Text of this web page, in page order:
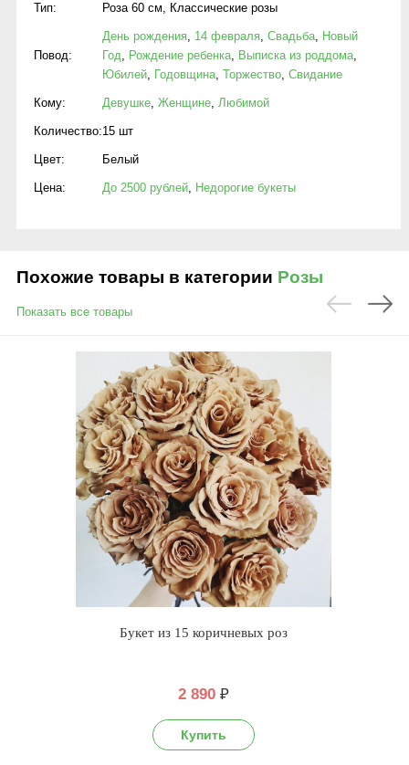
Тип: Роза 60 см, Классические розы
Повод:
День рождения, 14 февраля, Свадьба, Новый
Год, Рождение ребенка, Выписка из роддома,
Юбилей, Годовщина, Торжество, Свидание
Кому: Девушке, Женщине, Любимой
Количество:15 шт
Цвет: Белый
Цена: До 2500 рублей, Недорогие букеты
Похожие товары в категории Розы
Показать все товары
Букет из 15 коричневых роз
2 890 ₽